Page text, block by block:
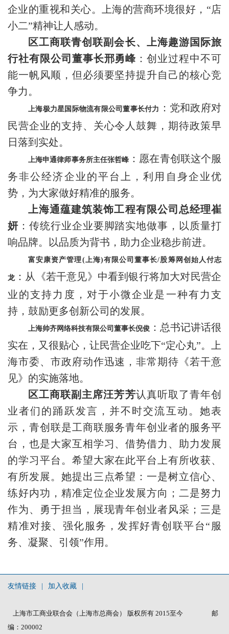
企业的重视和关心。上海的营商环境很好，“店
小二”精神让人感动。
区工商联青创联副会长、上海趣游国际旅
行社有限公司董事长邢勇峰 ：创业过程中不可
能一帆风顺，但必须要坚持提升自己的核心竞
争力。
上海极力星国际物流有限公司董事长付力
：党和政府对
民营企业的支持、关心令人鼓舞，期待政策早
日落到实处。
上海申通律师事务所主任张哲峰 ：愿在青创联这个服
务非公经济企业的平台上，利用自身企业优
势，为大家做好精准的服务。
上海通蕴建筑装饰工程有限公司总经理崔
妍：传统行业企业要脚踏实地做事，以质量打
响品牌。以品质为背书，助力企业稳步前进。
富安康资产管理(上海)有限公司董事长/股筹网创始人付志
龙 ：从《若干意见》中看到银行将加大对民营企
业的支持力度，对于小微企业是一种有力支
持，鼓励更多创新公司的发展。
上海帅齐网络科技有限公司董事长倪俊 ：总书记讲话很
实在，又很贴心，让民营企业吃下“定心丸”。上
海市委、市政府动作迅速，非常期待《若干意
见》的实施落地。
区工商联副主席汪芳芳认真听取了青年创
业者们的踊跃发言，并不时交流互动。她表
示，青创联是工商联服务青年创业者的服务平
台，也是大家互相学习、借势借力、助力发展
的学习平台。希望大家在此平台上有所收获、
有所发展。她提出三点希望：一是树立信心、
练好内功，精准定位企业发展方向；二是努力
作为、勇于担当，展现青年创业者风采；三是
精准对接、强化服务，发挥好青创联平台“服
务、凝聚、引领”作用。
友情链接 加入收藏
上海市工商业联合会（上海市总商会） 版权所有 2015至今
邮
编：200002